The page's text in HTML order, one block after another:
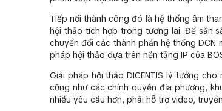
Tiếp nối thành công đó là hệ thống âm
hội thảo tích hợp trong tương lai. Để sẵn
chuyển đổi các thành phần hệ thống DCN
pháp hội thảo dựa trên nền tảng IP của
Giải pháp hội thảo DICENTIS lý tưởng
cũng như các chính quyền địa phương,
nhiều yêu cầu hơn, phải hỗ trợ video,